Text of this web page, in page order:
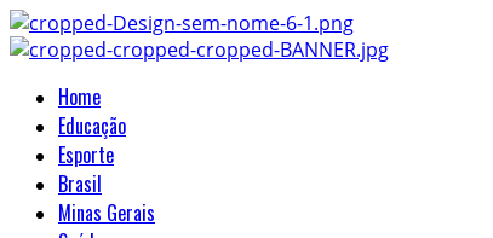
Skip
to
Primary
Menu
Home
Educação
Esporte
Brasil
Minas Gerais